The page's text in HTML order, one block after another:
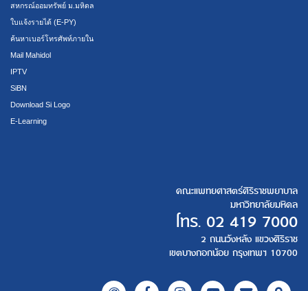
สหกรณ์ออมทรัพย์ ม.มหิดล
ใบแจ้งรายได้ (E-PY)
ค้นหาเบอร์โทรศัพท์ภายใน
Mail Mahidol
IPTV
SiBN
Download Si Logo
E-Learning
คณะแพทยศาสตร์ศิริราชพยาบาล
มหาวิทยาลัยมหิดล
โทร. 02 419 7000
2 ถนนวังหลัง แขวงศิริราช
เขตบางกอกน้อย กรุงเทพฯ 10700